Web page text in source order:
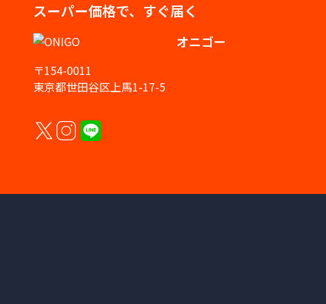
スーパー価格で、すぐ届く
オニゴー
〒154-0011
東京都世田谷区上馬1-17-5